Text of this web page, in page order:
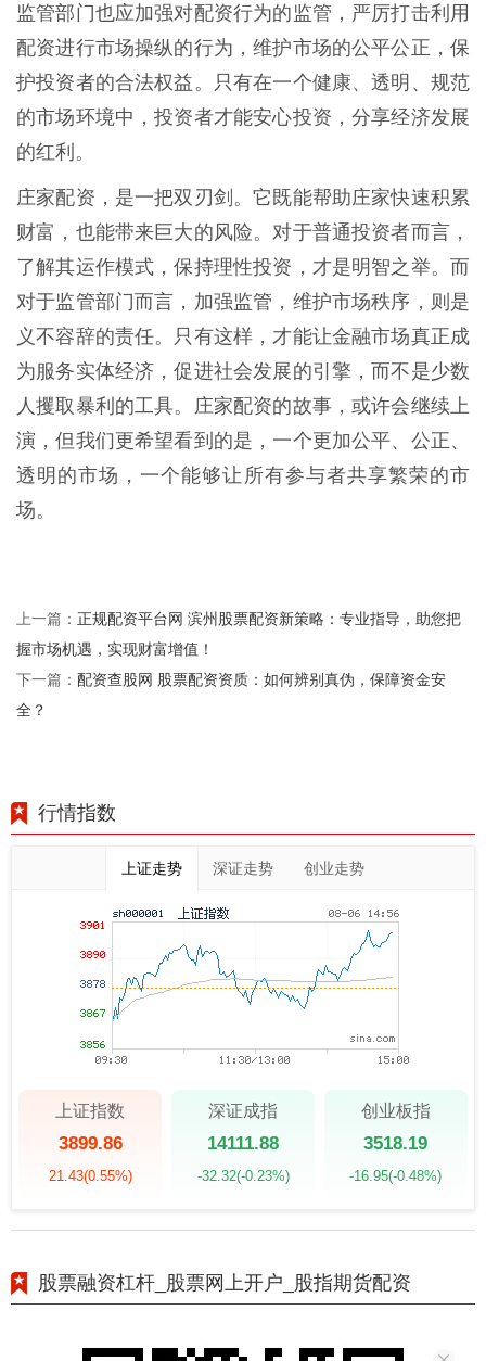
监管部门也应加强对配资行为的监管，严厉打击利用
配资进行市场操纵的行为，维护市场的公平公正，保
护投资者的合法权益。只有在一个健康、透明、规范
的市场环境中，投资者才能安心投资，分享经济发展
的红利。
庄家配资，是一把双刃剑。它既能帮助庄家快速积累
财富，也能带来巨大的风险。对于普通投资者而言，
了解其运作模式，保持理性投资，才是明智之举。而
对于监管部门而言，加强监管，维护市场秩序，则是
义不容辞的责任。只有这样，才能让金融市场真正成
为服务实体经济，促进社会发展的引擎，而不是少数
人攫取暴利的工具。庄家配资的故事，或许会继续上
演，但我们更希望看到的是，一个更加公平、公正、
透明的市场，一个能够让所有参与者共享繁荣的市
场。
上一篇： 正规配资平台网 滨州股票配资新策略：专业指导，助您把
握市场机遇，实现财富增值！
下一篇： 配资查股网 股票配资资质：如何辨别真伪，保障资金安
全？
行情指数
上证走势 深证走势 创业走势
上证指数
3899.86
21.43(0.55%)
深证成指
14111.88
-32.32(-0.23%)
创业板指
3518.19
-16.95(-0.48%)
股票融资杠杆_股票网上开户_股指期货配资